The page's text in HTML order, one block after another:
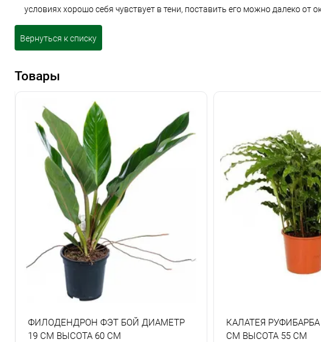
условиях хорошо себя чувствует в тени, поставить его можно далеко от
Вернуться к списку
Товары
ФИЛОДЕНДРОН ФЭТ БОЙ ДИАМЕТР
19 СМ ВЫСОТА 60 СМ
КАЛАТЕЯ
СМ ВЫСОТА 55 СМ